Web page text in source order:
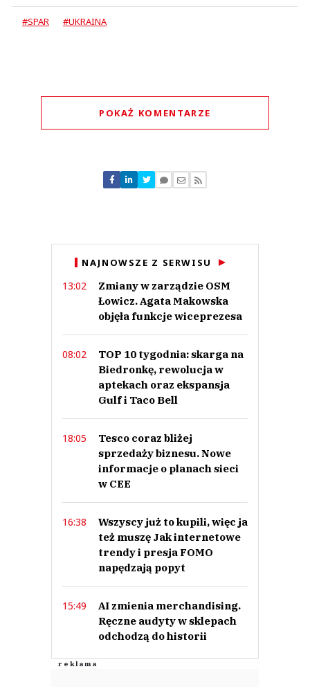
#SPAR #UKRAINA
POKAŻ KOMENTARZE
Nie znaleziono komentarzy
Zostaw swoje komentarze
NAJNOWSZE Z SERWISU
13:02
Zmiany w zarządzie OSM
Łowicz. Agata Makowska
objęła funkcje wiceprezesa
08:02
TOP 10 tygodnia: skarga na
Biedronkę, rewolucja w
aptekach oraz ekspansja
Gulf i Taco Bell
18:05
Tesco coraz bliżej
sprzedaży biznesu. Nowe
informacje o planach sieci
w CEE
16:38
Wszyscy już to kupili, więc ja
też muszę Jak internetowe
trendy i presja FOMO
napędzają popyt
15:49
AI zmienia merchandising.
Ręczne audyty w sklepach
odchodzą do historii